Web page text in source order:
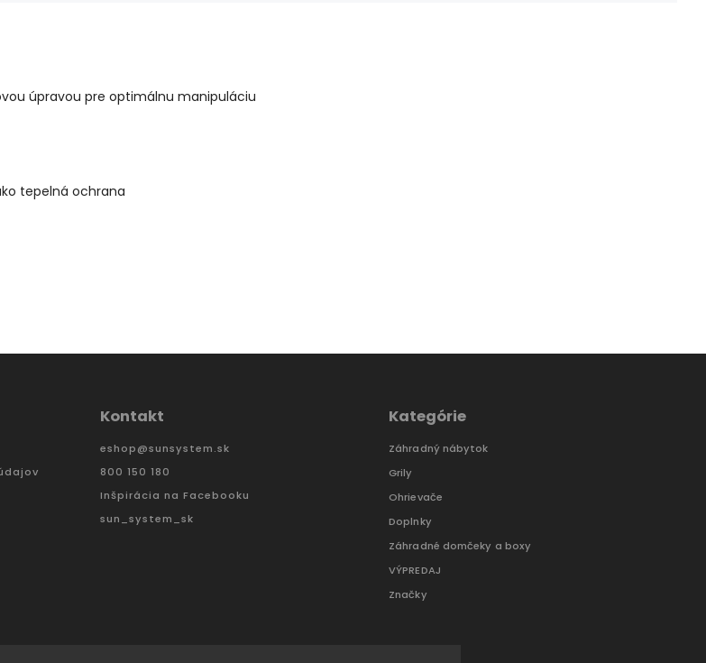
úpravou pre optimálnu manipuláciu
tepelná ochrana
Kontakt
eshop@sunsystem.sk
800 150 180
Inšpirácia na Facebooku
sun_system_sk
Kategórie
Záhradný nábytok
Grily
Ohrievače
Doplnky
Záhradné domčeky a boxy
VÝPREDAJ
Značky